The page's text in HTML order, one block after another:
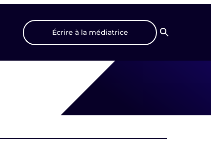
Écrire à la médiatrice
Recherche